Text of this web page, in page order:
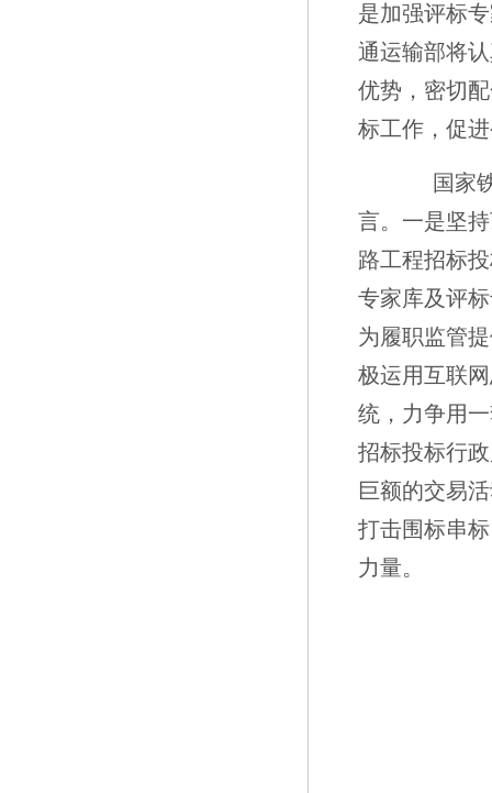
是加强评标
通运输部将
优势，密切
标工作，促
国家铁
言。一是坚
路工程招标
专家库及评
为履职监管
极运用互联
统，力争用
招标投标行
巨额的交易
打击围标串
力量。